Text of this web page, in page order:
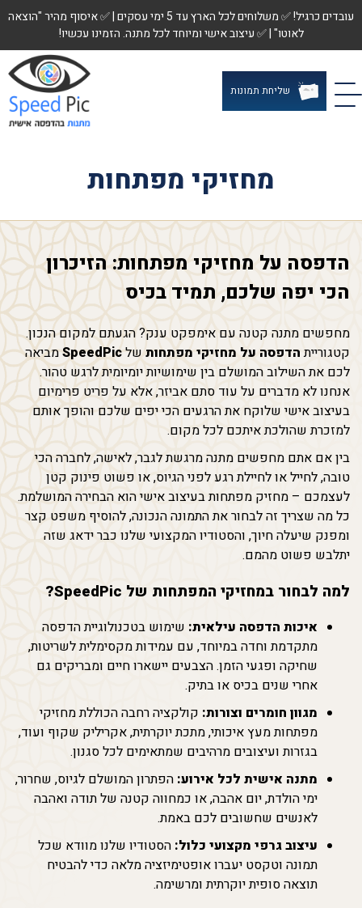
עובדים כרגיל! ✅ משלוחים לכל הארץ עד 5 ימי עסקים | ✅ איסוף מהיר "הוצאה
לאוטו" | ✅ עיצוב אישי ומיוחד לכל מתנה. הזמינו עכשיו!
שליחת תמונות
מחזיקי מפתחות
הדפסה על מחזיקי מפתחות: הזיכרון
הכי יפה שלכם, תמיד בכיס
מחפשים מתנה קטנה עם אימפקט ענק? הגעתם למקום הנכון.
קטגורייתהדפסה על מחזיקי מפתחות שלSpeedPicמביאה
לכם את השילוב המושלם בין שימושיות יומיומית לרגש טהור.
אנחנו לא מדברים על עוד סתם אביזר, אלא על פריט פרימיום
בעיצוב אישי שלוקח את הרגעים הכי יפים שלכם והופך אותם
למזכרת שהולכת איתכם לכל מקום.
בין אם אתם מחפשים מתנה מרגשת לגבר, לאישה, לחברה הכי
טובה, לחייל או לחיילת רגע לפני הגיוס, או פשוט פינוק קטן
לעצמכם – מחזיק מפתחות בעיצוב אישי הוא הבחירה המושלמת.
כל מה שצריך זה לבחור את התמונה הנכונה, להוסיף משפט קצר
ומפנק שיעלה חיוך, והסטודיו המקצועי שלנו כבר ידאג שזה
יתלבש פשוט מהמם.
למה לבחור במחזיקי המפתחות של SpeedPic?
איכות הדפסה עילאית: שימוש בטכנולוגיית הדפסה
מתקדמת וחדה במיוחד, עם עמידות מקסימלית לשריטות,
שחיקה ופגעי הזמן. הצבעים יישארו חיים ומבריקים גם
אחרי שנים בכיס או בתיק.
מגוון חומרים וצורות: קולקציה רחבה הכוללת מחזיקי
מפתחות מעץ איכותי, מתכת יוקרתית, אקריליק שקוף ועוד,
בגזרות ועיצובים מרהיבים שמתאימים לכל סגנון.
מתנה אישית לכל אירוע: הפתרון המושלם לגיוס, שחרור,
ימי הולדת, יום אהבה, או כמחווה קטנה של תודה ואהבה
לאנשים שחשובים לכם באמת.
עיצוב גרפי מקצועי כלול: הסטודיו שלנו מוודא שכל
תמונה וטקסט יעברו אופטימיזציה מלאה כדי להבטיח
תוצאה סופית יוקרתית ומרשימה.